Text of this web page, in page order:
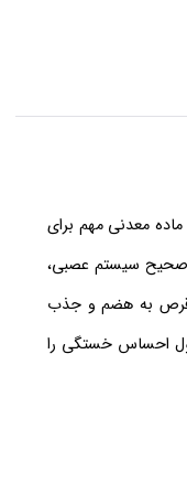
و ویتامین ب 6 بدن می‌پردازد. منیزیم یک ماده معدنی مهم برای
صحیح سیستم عصبی،
می‌شود. ویتامین ب 6 موجود در این قرص به هضم و جذب
احساس خستگی را